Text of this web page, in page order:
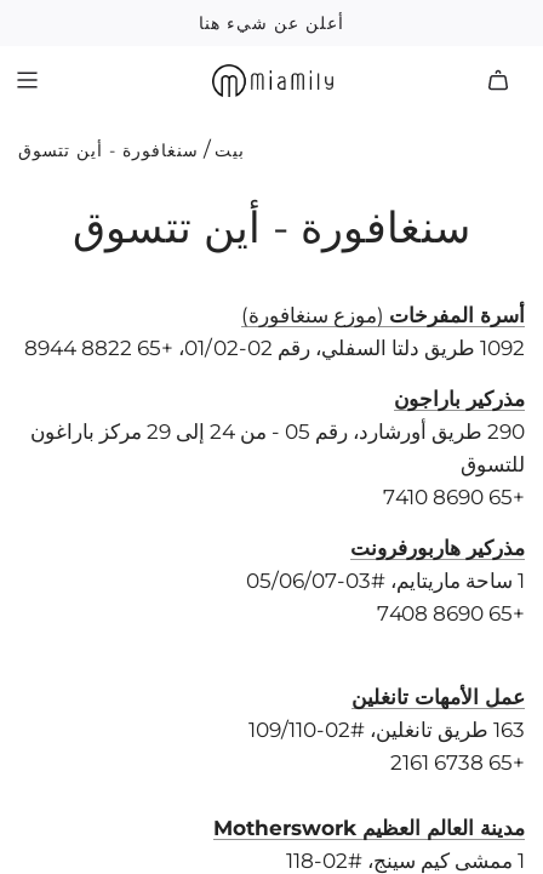
أعلن عن شيء هنا
بيت / سنغافورة - أين تتسوق
سنغافورة - أين تتسوق
أسرة المفرخات (موزع سنغافورة)
1092 طريق دلتا السفلي، رقم 02-01/02، +65 8822 8944
مذركير باراجون
290 طريق أورشارد، رقم 05 - من 24 إلى 29 مركز باراغون
للتسوق
+65 8690 7410
مذركير هاربورفرونت
1 ساحة ماريتايم، #03-05/06/07
+65 8690 7408
عمل الأمهات تانغلين
163 طريق تانغلين، #02-109/110
+65 6738 2161
مدينة العالم العظيم Motherswork
1 ممشى كيم سينج، #02-118